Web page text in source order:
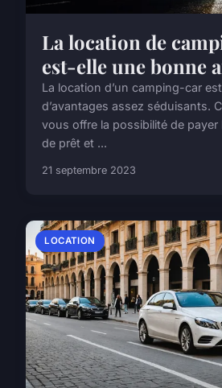
La location de
est-elle une bonne
La location d’un camping-car
d’avantages assez séduisants.
vous offre la possibilité de payer
de prêt et ...
21 septembre 2023
LOCATION